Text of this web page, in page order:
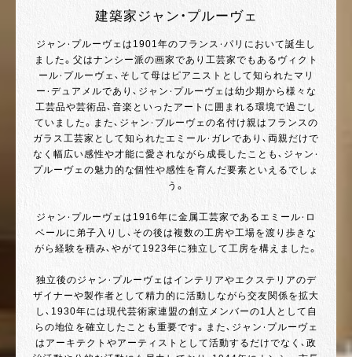
建築家ジャン・プルーヴェ
ジャン・プルーヴェは1901年のフランス・パリにおいて誕生し
ました。父はナンシー派の画家であり工芸家でもあるヴィクト
ール・プルーヴェ、そして母はピアニストとして知られたマリ
ー・デュアメルであり、ジャン・プルーヴェは幼少期から様々な
工芸品や芸術品、音楽といったアートに囲まれる環境で過ごし
ていました。また、ジャン・プルーヴェの名付け親はフランスの
ガラス工芸家として知られたエミール・ガレであり、両親だけで
なく幅広い感性や才能に愛されながら成長したことも、ジャン・
プルーヴェの魅力的な個性や感性を育んだ要素といえるでしょ
う。
ジャン・プルーヴェは1916年に金属工芸家であるエミール・ロ
ベールに弟子入りし、その後は複数の工房や工場を渡り歩きな
がら経験を積み、やがて1923年に独立して工房を構えました。
独立後のジャン・プルーヴェはインテリアやエクステリアのデ
ザイナーや製作者として精力的に活動しながら交友関係を拡大
し、1930年には現代芸術家連盟の創立メンバーの1人として自
らの地位を確立したことも重要です。また、ジャン・プルーヴェ
はアーキテクトやアーティストとして活動するだけでなく、政